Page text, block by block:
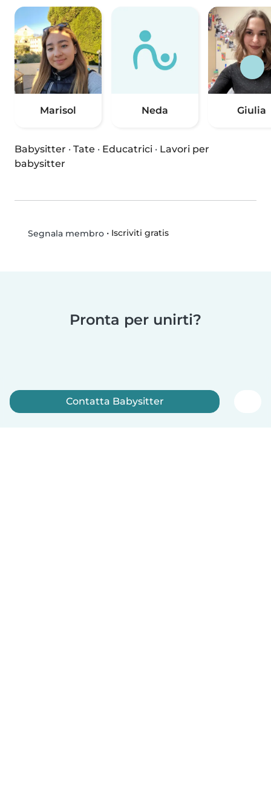
Marisol Neda Giulia
Babysitter · Tate · Educatrici · Lavori per
babysitter
Segnala membro• Iscriviti gratis
Pronta per unirti?
Contatta Babysitter